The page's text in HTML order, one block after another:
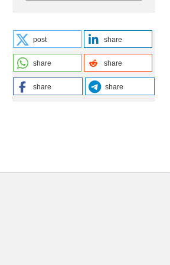
post share
share share
share share